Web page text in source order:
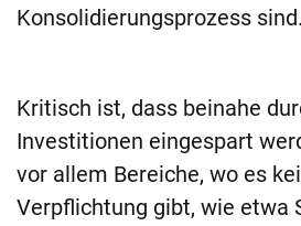
Konsolidierungsprozess sind.
Kritisch ist, dass beinahe
Investitionen eingespart
vor allem Bereiche, wo es
Verpflichtung gibt, wie etwa